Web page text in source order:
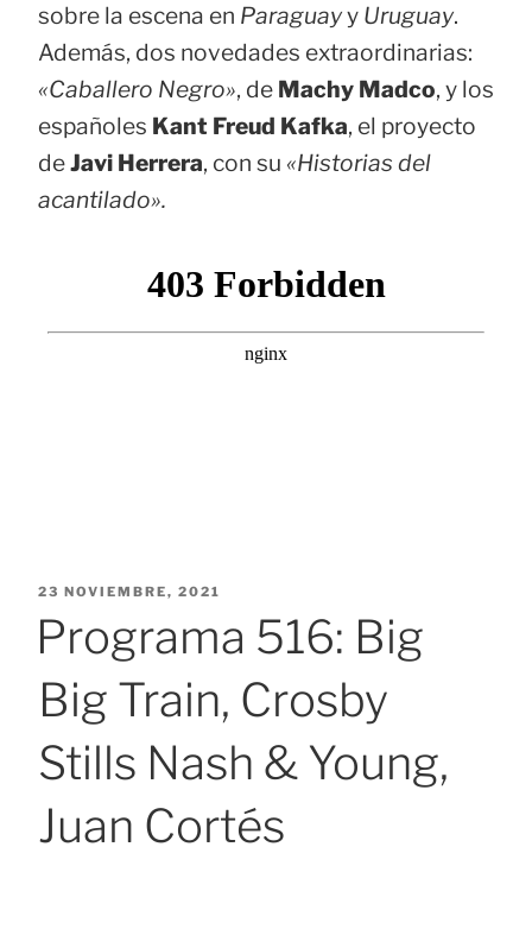
sobre la escena en Paraguayy Uruguay.
Además, dos novedades extraordinarias:
«Caballero Negro», de Machy Madco, y los
españoles Kant Freud Kafka, el proyecto
deJavi Herrera, con su «Historias del
acantilado».
PUBLICADO
23 NOVIEMBRE, 2021
Programa 516: Big
Big Train, Crosby
Stills Nash & Young,
Juan Cortés